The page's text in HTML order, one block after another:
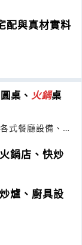
配與真材實料
桌、 火鍋桌
式餐廳設備、營
鍋店、快炒
爐、廚具設